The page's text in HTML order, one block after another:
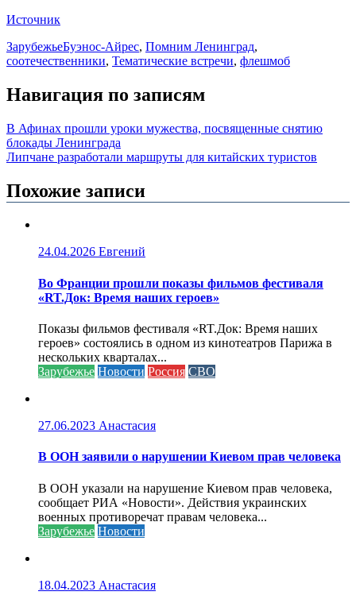
Источник
ЗарубежьеБуэнос-Айрес, Помним Ленинград,
соотечественники, Тематические встречи, флешмоб
Навигация по записям
В Афинах прошли уроки мужества, посвященные снятию
блокады Ленинграда
Липчане разработали маршруты для китайских туристов
Похожие записи
24.04.2026 Евгений
Во Франции прошли показы фильмов фестиваля
«RT.Док: Время наших героев»
Показы фильмов фестиваля «RT.Док: Время наших
героев» состоялись в одном из кинотеатров Парижа в
нескольких кварталах...
Зарубежье Новости Россия СВО
27.06.2023 Анастасия
В ООН заявили о нарушении Киевом прав человека
В ООН указали на нарушение Киевом прав человека,
сообщает РИА «Новости». Действия украинских
военных противоречат правам человека...
Зарубежье Новости
18.04.2023 Анастасия